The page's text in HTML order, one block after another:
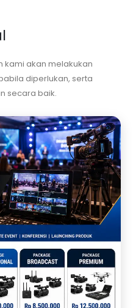
kami akan melakukan
diperlukan, serta
secara baik.